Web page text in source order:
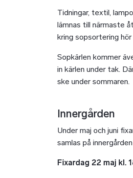
Tidningar, textil,
lämnas till närmaste
kring sopsortering
Sopkärlen kommer
in kärlen under tak.
ske under sommaren.
Innergården
Under maj och juni
samlas på
Fixardag 22 maj kl.